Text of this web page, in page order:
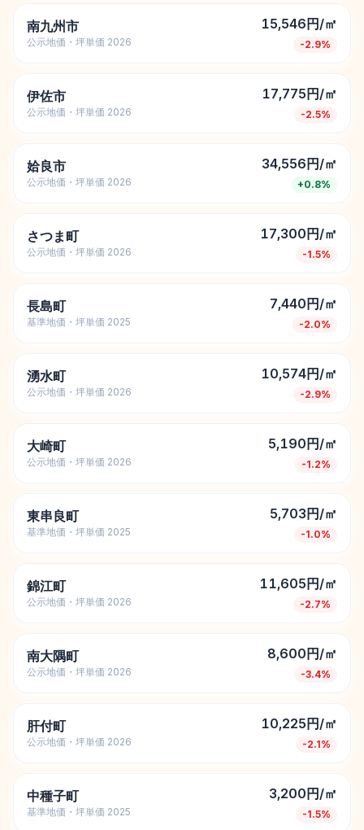
南九州市
公示地価・坪単価 2026
15,546円/㎡
-2.9%
伊佐市
公示地価・坪単価 2026
17,775円/㎡
-2.5%
姶良市
公示地価・坪単価 2026
34,556円/㎡
+0.8%
さつま町
公示地価・坪単価 2026
17,300円/㎡
-1.5%
長島町
基準地価・坪単価 2025
7,440円/㎡
-2.0%
湧水町
公示地価・坪単価 2026
10,574円/㎡
-2.9%
大崎町
公示地価・坪単価 2026
5,190円/㎡
-1.2%
東串良町
基準地価・坪単価 2025
5,703円/㎡
-1.0%
錦江町
公示地価・坪単価 2026
11,605円/㎡
-2.7%
南大隅町
公示地価・坪単価 2026
8,600円/㎡
-3.4%
肝付町
公示地価・坪単価 2026
10,225円/㎡
-2.1%
中種子町
基準地価・坪単価 2025
3,200円/㎡
-1.5%